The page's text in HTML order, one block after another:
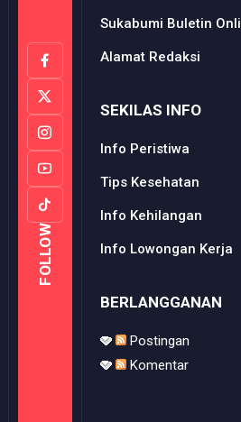
FOLLOW
Sukabumi Buletin
Alamat Redaksi
SEKILAS INFO
Info Peristiwa
Tips Kesehatan
Info Kehilangan
Info Lowongan Kerja
BERLANGGANAN
Postingan
Komentar